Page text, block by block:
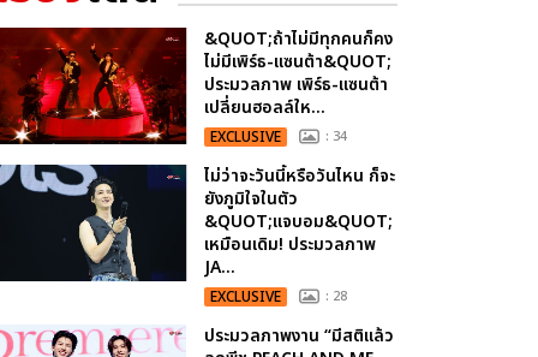
&QUOT;ถ้าไม่มีทุกคนก็คง
ไม่มีเพิร์ธ-แซนต้า&QUOT;
ประมวลภาพ เพิร์ธ-แซนต้า
เปลี่ยนฮอลล์ให...
EXCLUSIVE : 34
ไม่ว่าจะวันนี้หรือวันไหน ก็จะ
ยังภูมิใจในตัว
&QUOT;แจบอม&QUOT;
เหมือนเดิม! ประมวลภาพ
JA...
EXCLUSIVE : 28
ประมวลภาพงาน “มีสติแล้ว